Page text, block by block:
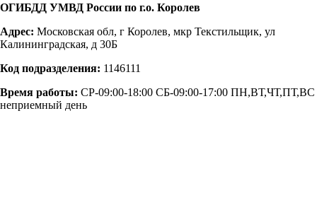
ОГИБДД УМВД России по г.о. Королев
Адрес: Московская обл, г Королев, мкр Текстильщик, ул
Калининградская, д 30Б
Код подразделения: 1146111
Время работы: СР-09:00-18:00 СБ-09:00-17:00 ПН,ВТ,ЧТ,ПТ,ВС
неприемный день